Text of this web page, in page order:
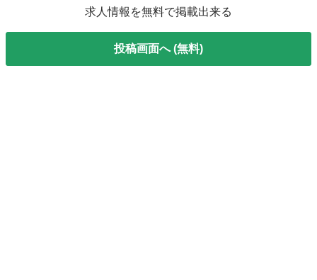
求人情報を無料で掲載出来る
投稿画面へ (無料)